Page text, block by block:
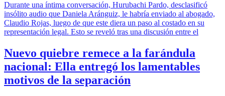
Durante una íntima conversación, Hurubachi Pardo, desclasificó
insólito audio que Daniela Aránguiz, le habría enviado al abogado,
Claudio Rojas, luego de que este diera un paso al costado en su
representación legal. Esto se reveló tras una discusión entre el
Nuevo quiebre remece a la farándula
nacional: Ella entregó los lamentables
motivos de la separación